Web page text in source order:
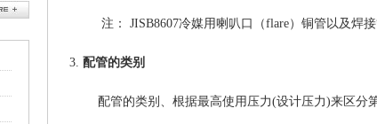
注： JISB8607冷媒用喇叭口（flare）铜管以及焊
3. 配管的类别
配管的类别、根据最高使用压力(设计压力)来区分